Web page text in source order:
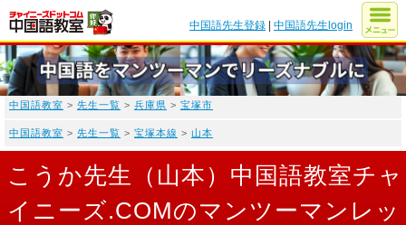
中国語先生登録 |中国語先生login
中国語教室 > 先生一覧 > 兵庫県 > 宝塚市
中国語教室 > 先生一覧 > 宝塚本線 > 山本
こうか先生（山本）中国語教室チャ
イニーズ.COMのマンツーマンレッ